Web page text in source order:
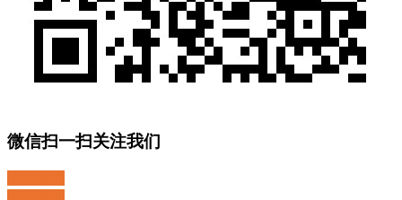
微信扫一扫关注我们